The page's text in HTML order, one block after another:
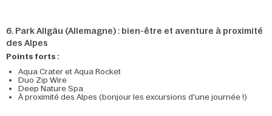
6. Park Allgäu (Allemagne) : bien-être et aventure à proximité
des Alpes
Points forts :
Aqua Crater et Aqua Rocket
Duo Zip Wire
Deep Nature Spa
À proximité des Alpes (bonjour les excursions d'une journée !)